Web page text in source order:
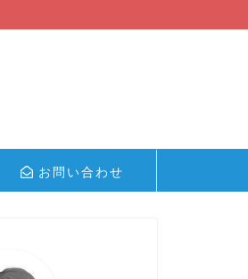
お問い合わせ